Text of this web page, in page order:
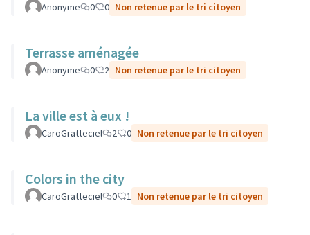
Anonyme 0 0 Non retenue par le tri citoyen
Terrasse aménagée
Anonyme 0 2 Non retenue par le tri citoyen
La ville est à eux !
CaroGratteciel 2 0 Non retenue par le tri citoyen
Colors in the city
CaroGratteciel 0 1 Non retenue par le tri citoyen